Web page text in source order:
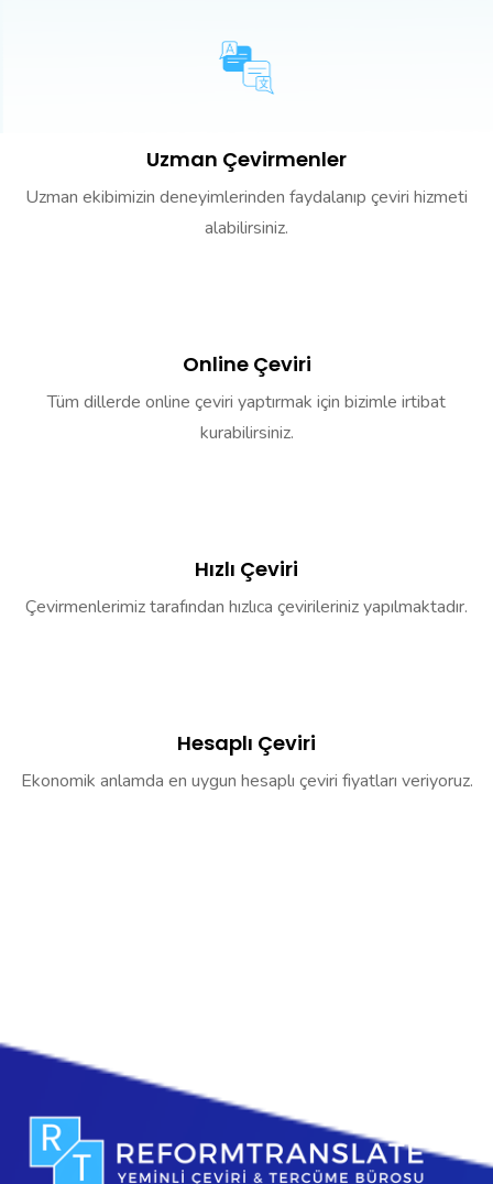
Uzman Çevirmenler
Uzman ekibimizin deneyimlerinden faydalanıp çeviri hizmeti
alabilirsiniz.
Online Çeviri
Tüm dillerde online çeviri yaptırmak için bizimle irtibat
kurabilirsiniz.
Hızlı Çeviri
Çevirmenlerimiz tarafından hızlıca çevirileriniz yapılmaktadır.
Hesaplı Çeviri
Ekonomik anlamda en uygun hesaplı çeviri fiyatları veriyoruz.